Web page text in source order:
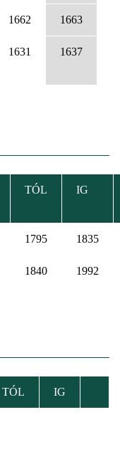
1662 1663
1631 1637
TÓL IG
1795 1835
1840 1992
TÓL IG